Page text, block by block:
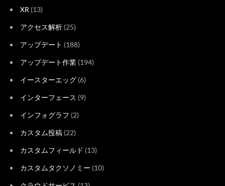
XR (13)
アクセス解析 (25)
アップデート (188)
アップデート作業 (194)
イースターエッグ (6)
インターフェース (9)
インフォグラフ (2)
カスタム投稿 (22)
カスタムフィールド (13)
カスタムタクソノミー (10)